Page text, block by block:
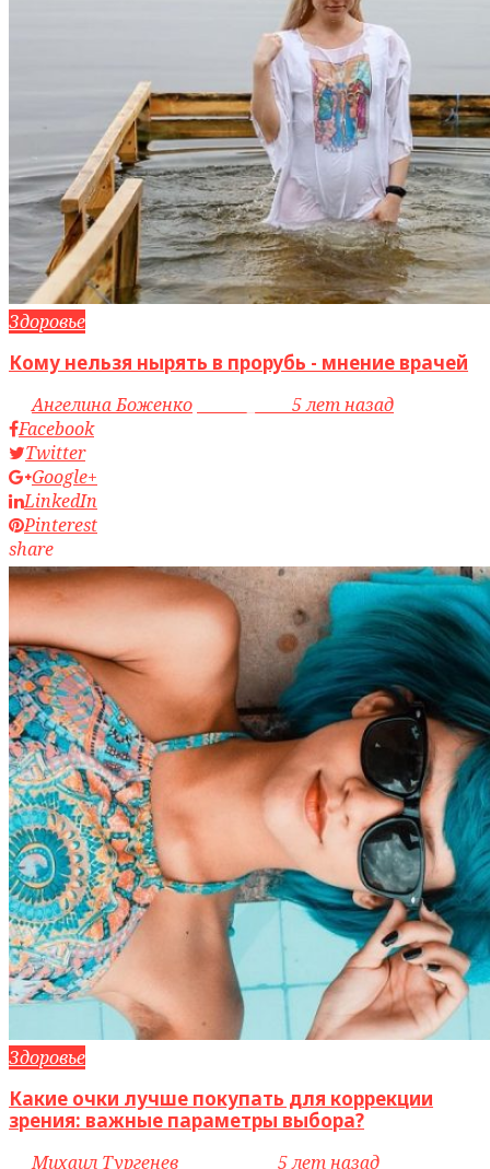
Здоровье
Кому нельзя нырять в прорубь - мнение врачей
byАнгелина Боженко
5 лет назад
Facebook
Twitter
Google+
LinkedIn
Pinterest
share
Здоровье
Какие очки лучше покупать для коррекции
зрения: важные параметры выбора?
byМихаил Тургенев
5 лет назад